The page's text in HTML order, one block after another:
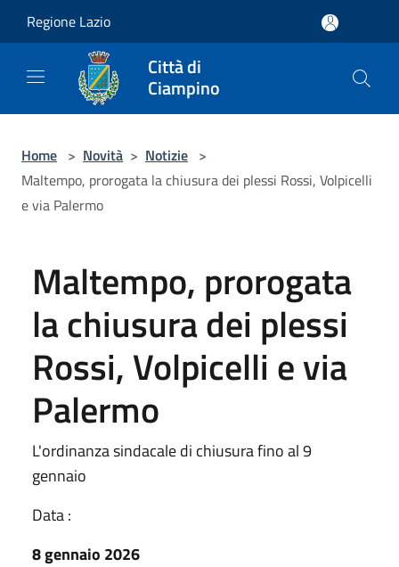
Regione Lazio
Città di
Ciampino
Home > Novità > Notizie >
Maltempo, prorogata la chiusura dei plessi Rossi, Volpicelli
e via Palermo
Maltempo, prorogata
la chiusura dei plessi
Rossi, Volpicelli e via
Palermo
L'ordinanza sindacale di chiusura fino al 9
gennaio
Data :
8 gennaio 2026